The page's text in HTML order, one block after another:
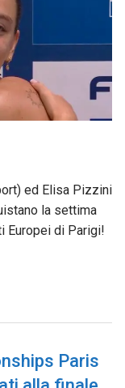
ed Elisa Pizzini
la settima
Europei di Parigi!
Paris